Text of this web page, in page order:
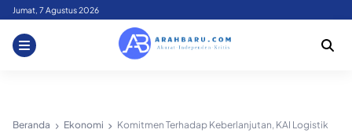
Skip
content
Jumat, 7 Agustus 2026
Beranda Ekonomi
Komitmen Terhadap Keberlanjutan, KAI Logistik